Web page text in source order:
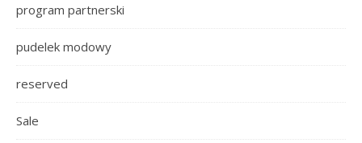
program partnerski
pudelek modowy
reserved
Sale